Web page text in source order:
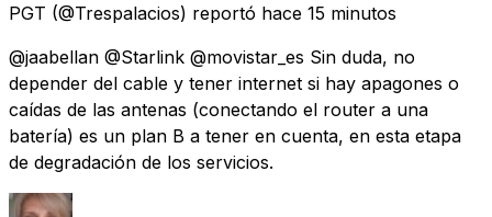
PGT (@Trespalacios) reportó hace 15 minutos
@jaabellan @Starlink @movistar_es Sin duda, no
depender del cable y tener internet si hay apagones o
caídas de las antenas (conectando el router a una
batería) es un plan B a tener en cuenta, en esta etapa
de degradación de los servicios.